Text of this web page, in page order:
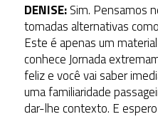
DENISE:Sim. Pensamos
tomadas alternativas
Este é apenas um
conhece Jornada
feliz e você vai saber
uma familiaridade
dar-lhe contexto. E